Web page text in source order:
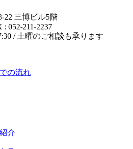
22 三博ビル5階
: 052-211-2237
/ 土曜のご相談も承ります
の流れ
介